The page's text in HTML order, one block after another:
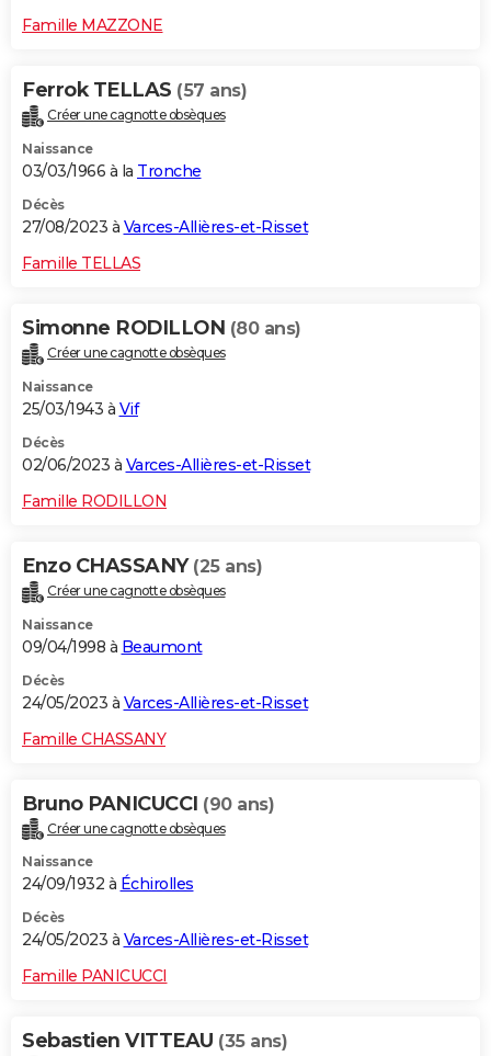
Famille MAZZONE
Ferrok TELLAS (57 ans)
Créer une cagnotte obsèques
Naissance
03/03/1966 à la Tronche
Décès
27/08/2023 à Varces-Allières-et-Risset
Famille TELLAS
Simonne RODILLON (80 ans)
Créer une cagnotte obsèques
Naissance
25/03/1943 à Vif
Décès
02/06/2023 à Varces-Allières-et-Risset
Famille RODILLON
Enzo CHASSANY (25 ans)
Créer une cagnotte obsèques
Naissance
09/04/1998 à Beaumont
Décès
24/05/2023 à Varces-Allières-et-Risset
Famille CHASSANY
Bruno PANICUCCI (90 ans)
Créer une cagnotte obsèques
Naissance
24/09/1932 à Échirolles
Décès
24/05/2023 à Varces-Allières-et-Risset
Famille PANICUCCI
Sebastien VITTEAU (35 ans)